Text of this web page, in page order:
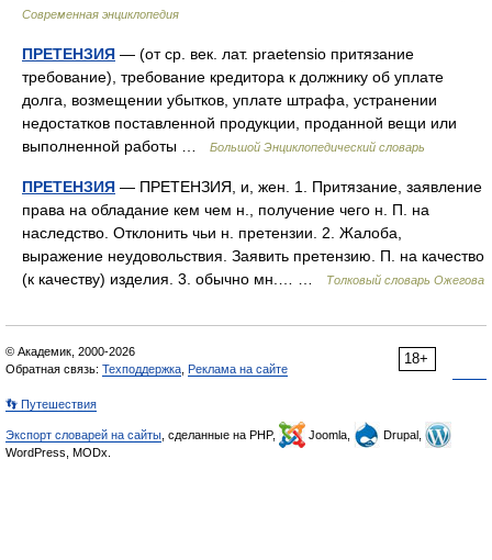
Современная энциклопедия
ПРЕТЕНЗИЯ — (от ср. век. лат. praetensio притязание
требование), требование кредитора к должнику об уплате
долга, возмещении убытков, уплате штрафа, устранении
недостатков поставленной продукции, проданной вещи или
выполненной работы …
Большой Энциклопедический словарь
ПРЕТЕНЗИЯ — ПРЕТЕНЗИЯ, и, жен. 1. Притязание, заявление
права на обладание кем чем н., получение чего н. П. на
наследство. Отклонить чьи н. претензии. 2. Жалоба,
выражение неудовольствия. Заявить претензию. П. на качество
(к качеству) изделия. 3. обычно мн.… …
Толковый словарь Ожегова
18+
© Академик, 2000-2026
Обратная связь: Техподдержка Реклама на сайте
👣 Путешествия
Экспорт словарей на сайты , сделанные на PHP, Joomla,
Drupal,
WordPress, MODx.